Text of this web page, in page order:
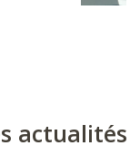
actualités